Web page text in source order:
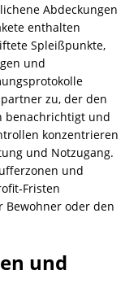
Abdeckungen
enthalten
Spleißpunkte,
und
zu, der den
benachrichtigt und
konzentrieren
und Notzugang.
und
Bewohner oder den
und